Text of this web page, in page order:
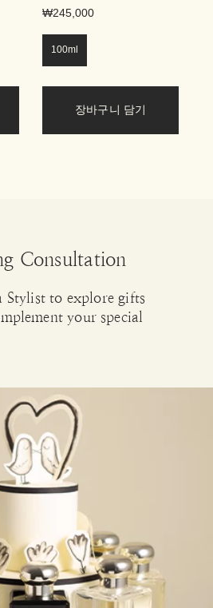
₩245,000
100ml
장바구니 담기
Consultation
Stylist to explore gifts
your special